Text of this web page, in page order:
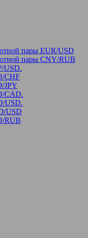
пары EUR/USD
пары CNY/RUB
USD.
CHF
JPY
CAD.
USD.
USD
RUB